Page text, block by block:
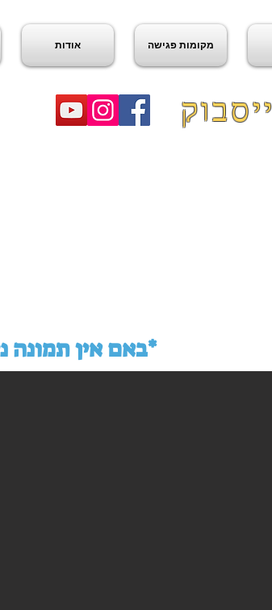
מקומות פגישה אודות
באם אין תמונה ניתן לראות במפה למטה*